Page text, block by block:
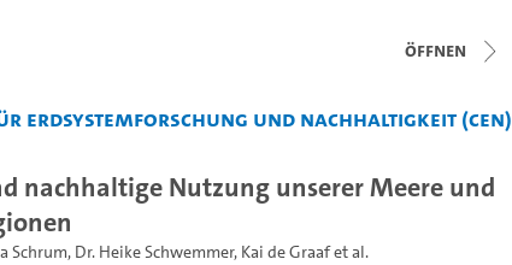
Öffnen
Erdsystemforschung und Nachhaltigkeit (CEN)
nachhaltige Nutzung unserer Meere und
Schrum, Dr. Heike Schwemmer, Kai de Graafet al.